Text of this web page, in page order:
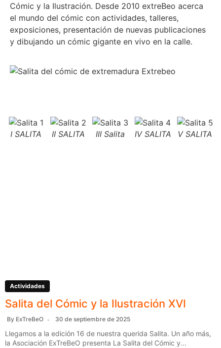
Cómic y la Ilustración. Desde 2010 extreBeo acerca
el mundo del cómic con actividades, talleres,
exposiciones, presentación de nuevas publicaciones
y dibujando un cómic gigante en vivo en la calle.
I SALITA II SALITA III Salita IV SALITA V SALITA
Actividades
Salita del Cómic y la Ilustración XVI
By ExTreBeO 30 de septiembre de 2025
Llegamos a la edición 16 de nuestra querida Salita. Un año más,
la Asociación ExTreBeO presenta La Salita del Cómic y...